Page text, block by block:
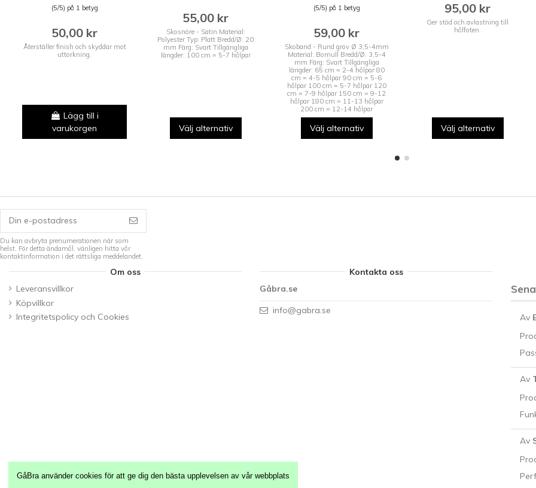
(5/5) på 1 betyg
50,00 kr
Återställer finish och skyddar mot
uttorkning.
Lägg till i
varukorgen
55,00 kr
Skosnöre - Satin Material:
Polyester Typ: Platt Bredd/Ø: 20
mm Färg: Svart Tillgängliga
längder: 100 cm = 5-7 hålpar
Välj alternativ
(5/5) på 1 betyg
59,00 kr
Skoband - Rund grov Ø 3,5-4mm
Material: Bomull Bredd/Ø: 3,5-4
mm Färg: Svart Tillgängliga
längder: 65 cm = 2-4 hålpar 80
cm = 4-5 hålpar 90 cm = 5-6
hålpar 100 cm = 5-7 hålpar 120
cm = 7-9 hålpar 150 cm = 9-12
hålpar 180 cm = 11-13 hålpar
200 cm = 12-14 hålpar
Välj alternativ
95,00 kr
Ger stöd och avlastning till
hålfoten.
Välj alternativ
Du kan avbryta prenumerationen när som
helst. För detta ändamål, vänligen hitta vår
kontaktinformation i det rättsliga meddelandet.
Om oss
Leveransvillkor
Köpvillkor
Integritetspolicy och Cookies
Kontakta oss
Gåbra.se
info@gabra.se
Av
Av
Av
GåBra använder cookies för att ge dig den bästa upplevelsen av vår webbplats